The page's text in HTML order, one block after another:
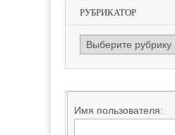
РУБРИКАТОР
РУБРИКАТОР
Имя пользователя: